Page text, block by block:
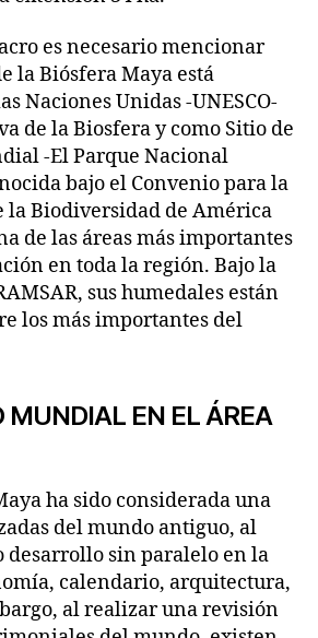
es necesario mencionar
la Biósfera Maya está
Naciones Unidas -UNESCO-
de la Biosfera y como Sitio de
-El Parque Nacional
bajo el Convenio para la
la Biodiversidad de América
de las áreas más importantes
en toda la región. Bajo la
sus humedales están
los más importantes del
MUNDIAL EN EL ÁREA
ha sido considerada una
del mundo antiguo, al
desarrollo sin paralelo en la
calendario, arquitectura,
al realizar una revisión